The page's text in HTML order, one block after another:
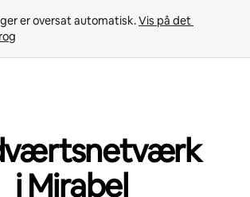
er oversat automatisk. Vis på det
i Mirabel